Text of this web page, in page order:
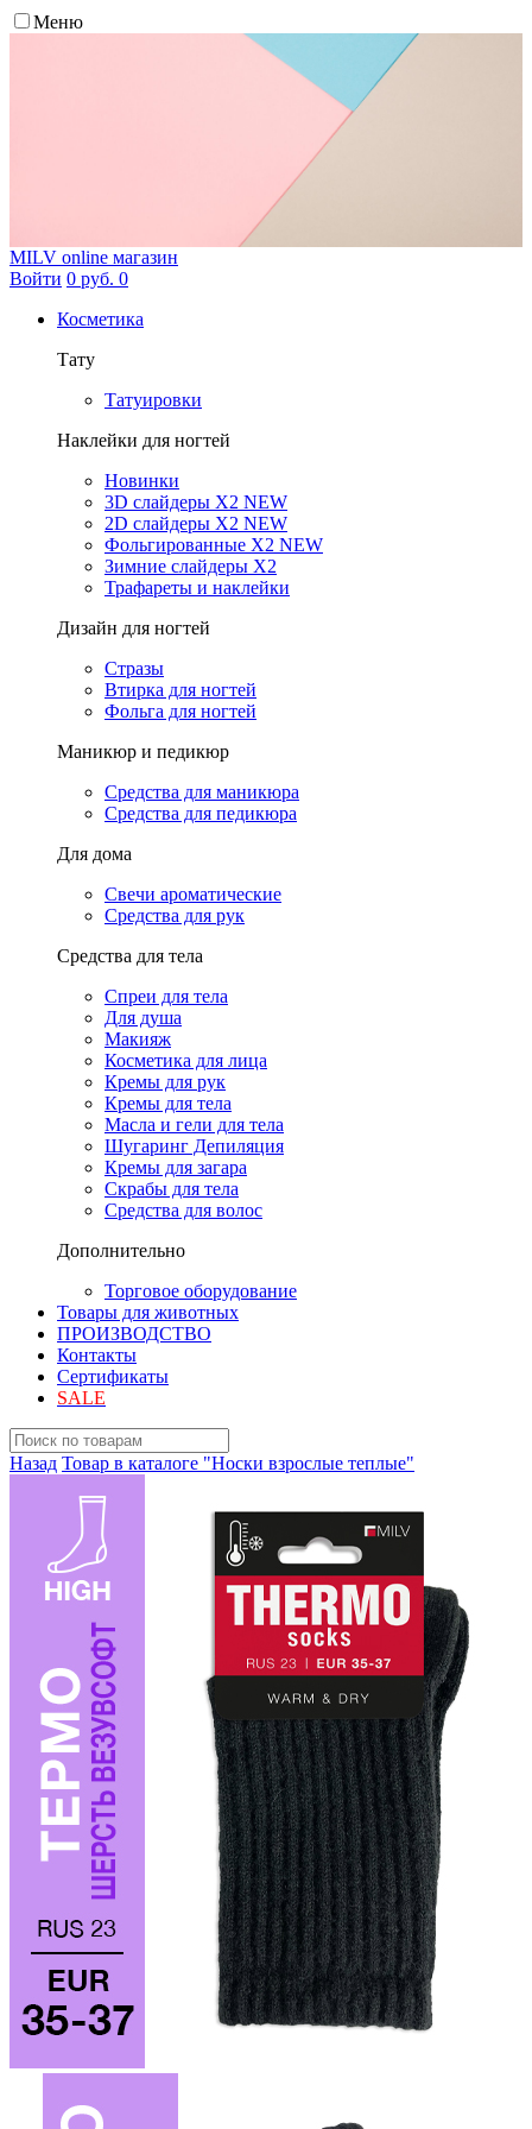
Меню
MILV online магазин
Войти 0 руб. 0
Косметика
Тату
Татуировки
Наклейки для ногтей
Новинки
3D слайдеры X2 NEW
2D слайдеры X2 NEW
Фольгированные X2 NEW
Зимние слайдеры Х2
Трафареты и наклейки
Дизайн для ногтей
Стразы
Втирка для ногтей
Фольга для ногтей
Маникюр и педикюр
Средства для маникюра
Средства для педикюра
Для дома
Свечи ароматические
Средства для рук
Средства для тела
Спреи для тела
Для душа
Макияж
Косметика для лица
Кремы для рук
Кремы для тела
Масла и гели для тела
Шугаринг Депиляция
Кремы для загара
Скрабы для тела
Средства для волос
Дополнительно
Торговое оборудование
Товары для животных
ПРОИЗВОДСТВО
Контакты
Сертификаты
SALE
Назад Товар в каталоге "Носки взрослые теплые"